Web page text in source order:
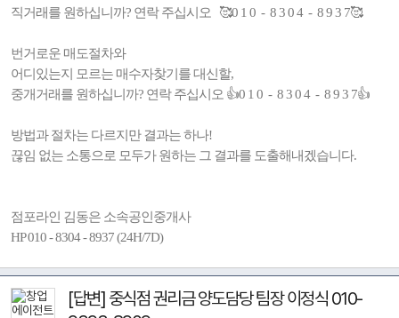
직거래를 원하십니까? 연락 주십시오 🥰0 1 0 - 8 3 0 4 - 8 9 3 7🥰
번거로운 매도절차와
어디있는지 모르는 매수자찾기를 대신할,
중개거래를 원하십니까? 연락 주십시오 👍0 1 0 - 8 3 0 4 - 8 9 3 7👍
방법과 절차는 다르지만 결과는 하나!
끊임 없는 소통으로 모두가 원하는 그 결과를 도출해내겠습니다.
점포라인 김동은 소속공인중개사
HP 010 - 8304 - 8937 (24H/7D)
[답변] 중식점 권리금 양도담당 팀장 이정식 010-